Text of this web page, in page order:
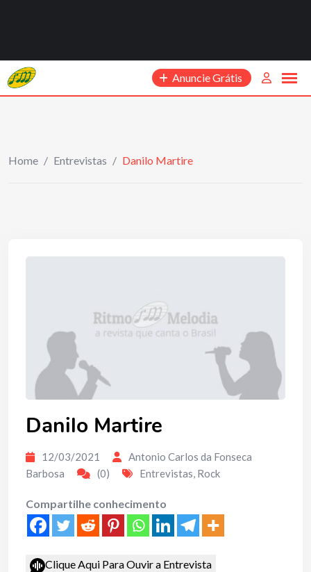
Anuncie Grátis
Home / Entrevistas / Danilo Martire
Danilo Martire
12/03/2021
Antonio Carlos da Fonseca
Barbosa
(0) Entrevistas, Rock
Compartilhe conhecimento
Clique Aqui Para Ouvir a Entrevista